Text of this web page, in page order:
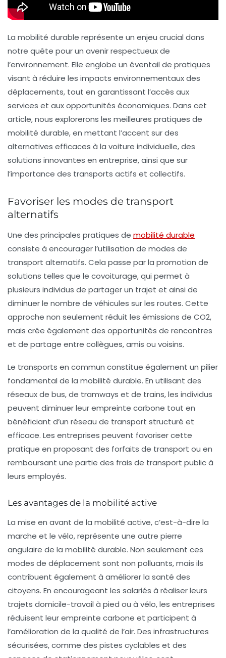
La mobilité durable représente un enjeu crucial dans
notre quête pour un avenir respectueux de
l’environnement. Elle englobe un éventail de pratiques
visant à réduire les impacts environnementaux des
déplacements, tout en garantissant l’accès aux
services et aux opportunités économiques. Dans cet
article, nous explorerons les meilleures pratiques de
mobilité durable, en mettant l’accent sur des
alternatives efficaces à la voiture individuelle, des
solutions innovantes en entreprise, ainsi que sur
l’importance des transports actifs et collectifs.
Favoriser les modes de transport
alternatifs
Une des principales pratiques de mobilité durable
consiste à encourager l’utilisation de modes de
transport alternatifs. Cela passe par la promotion de
solutions telles que le covoiturage, qui permet à
plusieurs individus de partager un trajet et ainsi de
diminuer le nombre de véhicules sur les routes. Cette
approche non seulement réduit les émissions de CO2,
mais crée également des opportunités de rencontres
et de partage entre collègues, amis ou voisins.
Le transports en commun constitue également un pilier
fondamental de la mobilité durable. En utilisant des
réseaux de bus, de tramways et de trains, les individus
peuvent diminuer leur empreinte carbone tout en
bénéficiant d’un réseau de transport structuré et
efficace. Les entreprises peuvent favoriser cette
pratique en proposant des forfaits de transport ou en
remboursant une partie des frais de transport public à
leurs employés.
Les avantages de la mobilité active
La mise en avant de la mobilité active, c’est-à-dire la
marche et le vélo, représente une autre pierre
angulaire de la mobilité durable. Non seulement ces
modes de déplacement sont non polluants, mais ils
contribuent également à améliorer la santé des
citoyens. En encourageant les salariés à réaliser leurs
trajets domicile-travail à pied ou à vélo, les entreprises
réduisent leur empreinte carbone et participent à
l’amélioration de la qualité de l’air. Des infrastructures
sécurisées, comme des pistes cyclables et des